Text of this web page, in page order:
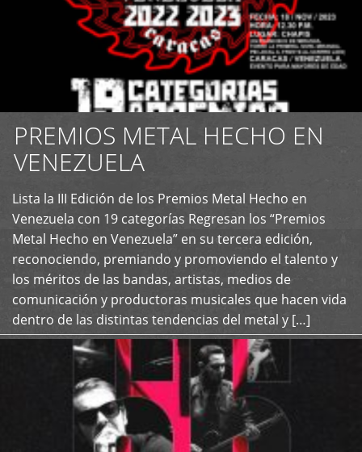
PREMIOS METAL HECHO EN
VENEZUELA
Lista la III Edición de los Premios Metal Hecho en
Venezuela con 19 categorías Regresan los “Premios
Metal Hecho en Venezuela” en su tercera edición,
reconociendo, premiando y promoviendo el talento y
los méritos de las bandas, artistas, medios de
comunicación y productoras musicales que hacen vida
dentro de las distintas tendencias del metal y […]
+